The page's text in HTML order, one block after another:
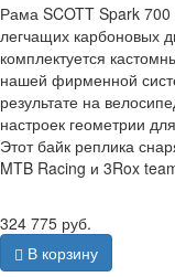
Рама SCOTT Spark 700
легчащих карбоновых
комплектуется
нашей фирменной
результате на
настроек геометрии
Этот байк реплика
MTB Racing и 3Rox
324 775 руб.
В корзину